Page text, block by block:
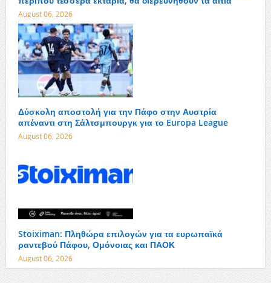
August 06, 2026
Δύσκολη αποστολή για την Πάφο στην Αυστρία
απέναντι στη Σάλτσμπουργκ για το Europa League
August 06, 2026
Stoiximan: Πληθώρα επιλογών για τα ευρωπαϊκά
ραντεβού Πάφου, Ομόνοιας και ΠΑΟΚ
August 06, 2026